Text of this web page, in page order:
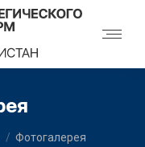
Фотогалерея